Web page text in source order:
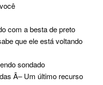
com a besta de preto
que ele está voltando
sondado
Â– Um último recurso